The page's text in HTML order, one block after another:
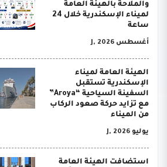
والملاحة بالهيئة العامة
لميناء الإسكندرية خلال 24
ساعة
أغسطس J, 2026
الهيئة العامة لميناء
الإسكندرية تستقبل
السفينة السياحية “Aroya”
مع تزايد حركة صعود الركاب
من الميناء
يوليو J, 2026
استضافت الهيئة العامة